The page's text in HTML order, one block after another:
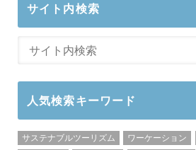
サイト内検索
人気検索キーワード
サステナブルツーリズム ワーケーション